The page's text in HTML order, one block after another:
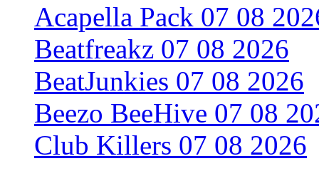
Acapella Pack 07 08
Beatfreakz 07 08 2026
BeatJunkies 07 08 2026
Beezo BeeHive 07 08
Club Killers 07 08 2026